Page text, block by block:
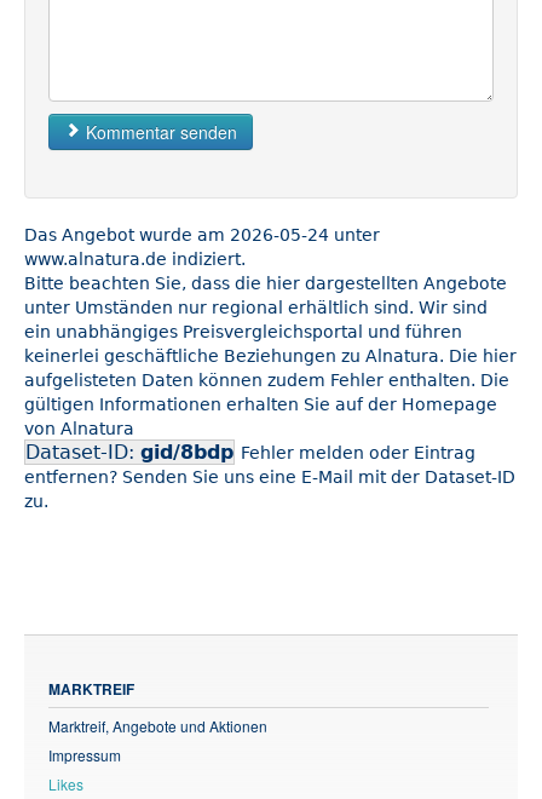
Kommentar senden
Das Angebot wurde am 2026-05-24 unter
www.alnatura.de indiziert.
Bitte beachten Sie, dass die hier dargestellten Angebote
unter Umständen nur regional erhältlich sind. Wir sind
ein unabhängiges Preisvergleichsportal und führen
keinerlei geschäftliche Beziehungen zu Alnatura. Die hier
aufgelisteten Daten können zudem Fehler enthalten. Die
gültigen Informationen erhalten Sie auf der Homepage
von Alnatura
Dataset-ID: gid/8bdp Fehler melden oder Eintrag
entfernen? Senden Sie uns eine E-Mail mit der Dataset-ID
zu.
MARKTREIF
Marktreif, Angebote und Aktionen
Impressum
Likes